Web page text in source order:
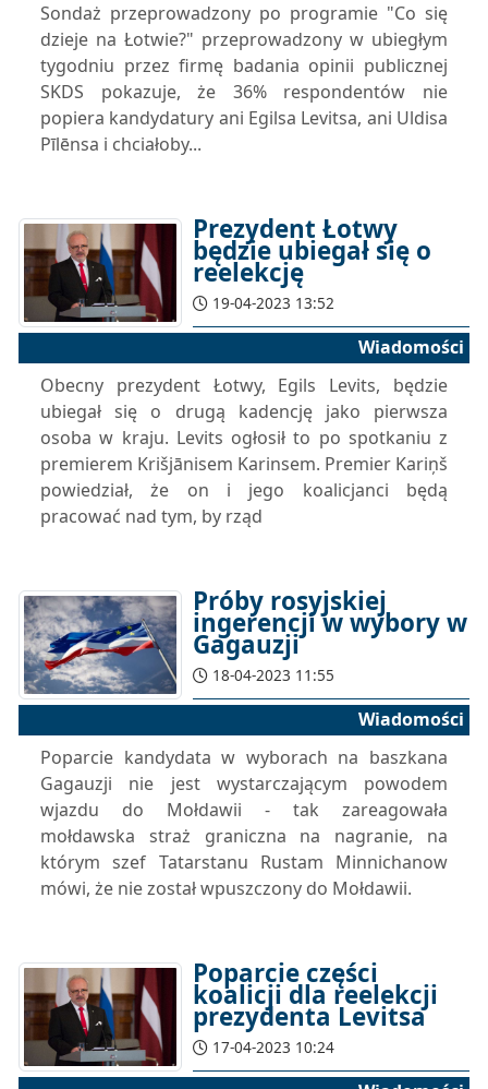
Sondaż przeprowadzony po programie "Co się
dzieje na Łotwie?" przeprowadzony w ubiegłym
tygodniu przez firmę badania opinii publicznej
SKDS pokazuje, że 36% respondentów nie
popiera kandydatury ani Egilsa Levitsa, ani Uldisa
Pīlēnsa i chciałoby...
Prezydent Łotwy
będzie ubiegał się o
reelekcję
19-04-2023 13:52
Wiadomości
Obecny prezydent Łotwy, Egils Levits, będzie
ubiegał się o drugą kadencję jako pierwsza
osoba w kraju. Levits ogłosił to po spotkaniu z
premierem Krišjānisem Karinsem. Premier Kariņš
powiedział, że on i jego koalicjanci będą
pracować nad tym, by rząd
Próby rosyjskiej
ingerencji w wybory w
Gagauzji
18-04-2023 11:55
Wiadomości
Poparcie kandydata w wyborach na baszkana
Gagauzji nie jest wystarczającym powodem
wjazdu do Mołdawii - tak zareagowała
mołdawska straż graniczna na nagranie, na
którym szef Tatarstanu Rustam Minnichanow
mówi, że nie został wpuszczony do Mołdawii.
Poparcie części
koalicji dla reelekcji
prezydenta Levitsa
17-04-2023 10:24